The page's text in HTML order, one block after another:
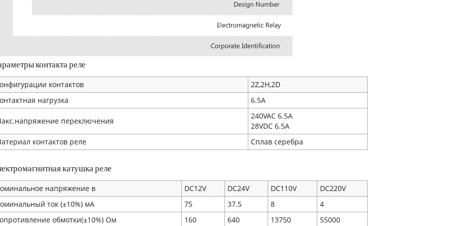
контакта реле
контактов
2Z,2H,2D
нагрузка
6.5A
переключения
240VAC 6.5A
28VDC 6.5A
контактов реле
Сплав серебра
катушка реле
напряжение в DC12V DC24V DC110V
DC220V
ток (±10%) мA
75 37.5 8
4
обмотки(±10%) Ом
160 640 13750
55000